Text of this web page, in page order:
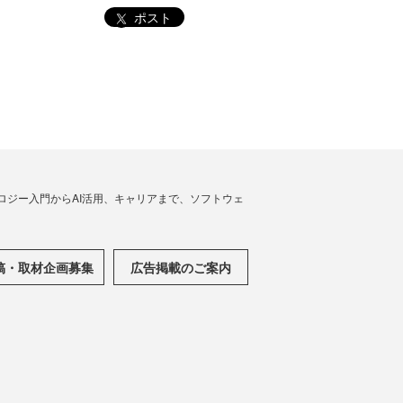
ポスト
ー入門からAI活用、キャリアまで、ソフトウェ
・取材企画募集 広告掲載のご案内